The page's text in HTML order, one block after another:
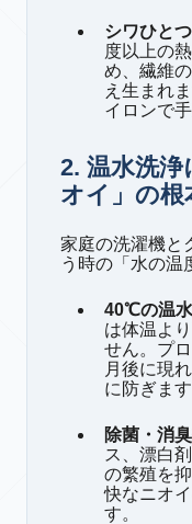
シワひと
度以上の
め、繊維
え生まれ
イロンで
2. 温水洗
オイ」の根
家庭の洗濯機と
う時の「水の温
40℃の温水
は体温よ
せん。プ
月後に現
に防ぎます
除菌・消
ス、漂白
の繁殖を
快なニオ
す。